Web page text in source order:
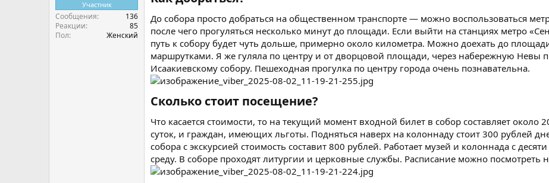
Участник
Сообщения
136
Реакции
85
Пол
Женский
До собора просто добраться на общественном транспорте — можно воспользоваться
после чего прогуляться несколько минут до площади. Если выйти на станциях метро
путь к собору будет чуть дольше, примерно около километра. Можно доехать до
маршрутками. Я же гуляла по центру и от дворцовой площади, через набережную Невы
Исаакиевскому собору. Пешеходная прогулка по центру города очень познавательна.
Сколько стоит посещение?​
Что касается стоимости, то на текущий момент входной билет в собор составляет около
суток, и граждан, имеющих льготы. Подняться наверх на колоннаду стоит 300 рублей
собора с экскурсией стоимость составит 800 рублей. Работает музей и колоннада с
среду. В соборе проходят литургии и церковные службы. Расписание можно посмотреть